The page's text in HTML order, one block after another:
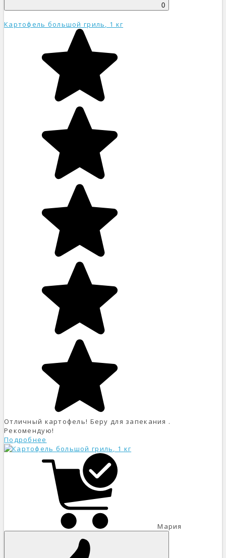
0
Картофель большой гриль, 1 кг
Отличный картофель! Беру для запекания .
Рекомендую!
Подробнее
Мария